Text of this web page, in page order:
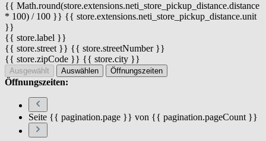
{{ Math.round(store.extensions.neti_store_pickup_distance.distance
* 100) / 100 }} {{ store.extensions.neti_store_pickup_distance.unit
}}
{{ store.label }}
{{ store.street }} {{ store.streetNumber }}
{{ store.zipCode }} {{ store.city }}
Ausgewählt Auswählen Öffnungszeiten
Öffnungszeiten:
Seite {{ pagination.page }} von {{ pagination.pageCount }}